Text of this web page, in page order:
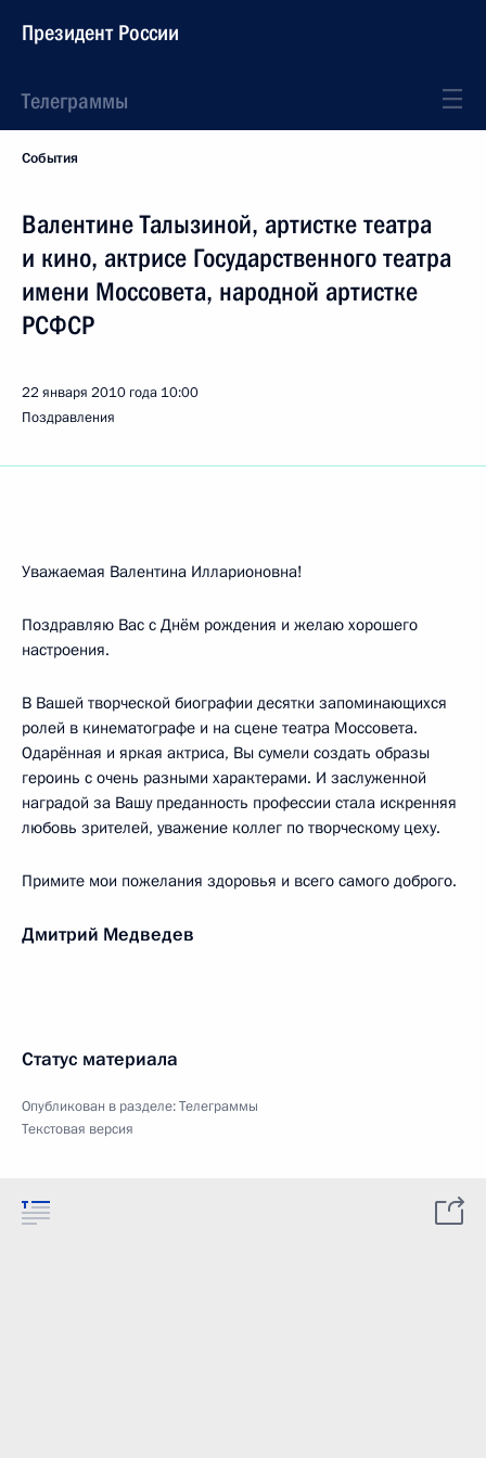
Президент России
Телеграммы
События
Валентине Талызиной, артистке театра
и кино, актрисе Государственного театра
имени Моссовета, народной артистке
РСФСР
22 января 2010 года 10:00
Поздравления
Уважаемая Валентина Илларионовна!
Поздравляю Вас с Днём рождения и желаю хорошего
настроения.
В Вашей творческой биографии десятки запоминающихся
ролей в кинематографе и на сцене театра Моссовета.
Одарённая и яркая актриса, Вы сумели создать образы
героинь с очень разными характерами. И заслуженной
наградой за Вашу преданность профессии стала искренняя
любовь зрителей, уважение коллег по творческому цеху.
Примите мои пожелания здоровья и всего самого доброго.
Дмитрий Медведев
Статус материала
Опубликован в разделе:Телеграммы
Текстовая версия